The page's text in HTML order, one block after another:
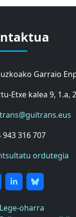
Garraio
Etxe kalea 9, 1.a,
943 316 707
ordutegia
Lege-oharra